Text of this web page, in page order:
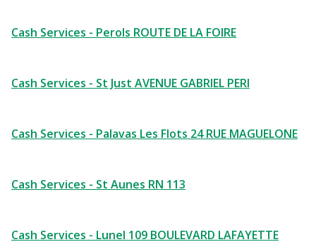
Cash Services - Perols ROUTE DE LA FOIRE
Cash Services - St Just AVENUE GABRIEL PERI
Cash Services - Palavas Les Flots 24 RUE MAGUELONE
Cash Services - St Aunes RN 113
Cash Services - Lunel 109 BOULEVARD LAFAYETTE